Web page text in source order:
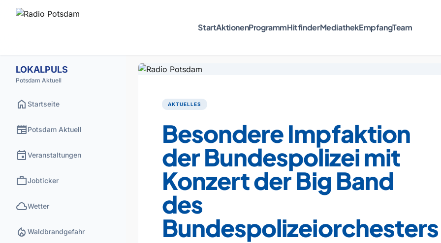
StartAktionenProgrammHitfinderMediathekEmpfangTeam
LOKALPULS
Potsdam Aktuell
home Startseite
newspaperPotsdam Aktuell
eventVeranstaltungen
workJobticker
cloudWetter
local_fire_department Waldbrandgefahr
AKTUELLES
Besondere Impfaktion
der Bundespolizei mit
Konzert der Big Band
des
Bundespolizeiorchesters